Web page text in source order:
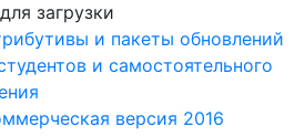
загрузки
и пакеты обновлений
и самостоятельного
версия 2016